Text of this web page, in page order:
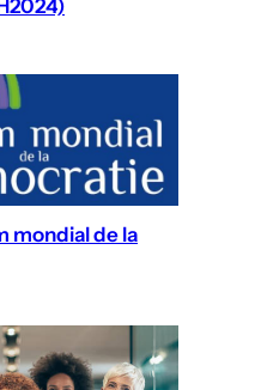
mondial de la